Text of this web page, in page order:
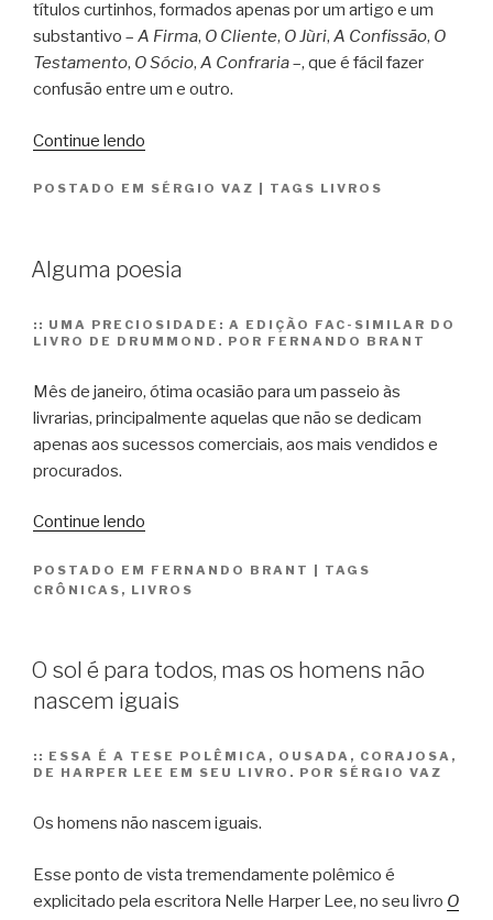
títulos curtinhos, formados apenas por um artigo e um
substantivo – A Firma, O Cliente, O Jùri, A Confissão, O
Testamento, O Sócio, A Confraria–, que é fácil fazer
confusão entre um e outro.
Continue lendo
com
dos
de
Grisham”
POSTADO EM SÉRGIO VAZ TAGS LIVROS
Alguma poesia
:: UMA PRECIOSIDADE: A EDIÇÃO FAC-SIMILAR DO
LIVRO DE DRUMMOND. POR FERNANDO BRANT
Mês de janeiro, ótima ocasião para um passeio às
livrarias, principalmente aquelas que não se dedicam
apenas aos sucessos comerciais, aos mais vendidos e
procurados.
Continue lendo
POSTADO EM FERNANDO BRANT | TAGS
CRÔNICAS , LIVROS
O sol é para todos, mas os homens não
nascem iguais
:: ESSA É A TESE POLÊMICA, OUSADA, CORAJOSA,
DE HARPER LEE EM SEU LIVRO. POR SÉRGIO VAZ
Os homens não nascem iguais.
Esse ponto de vista tremendamente polêmico é
explicitado pela escritora Nelle Harper Lee, no seu livro O